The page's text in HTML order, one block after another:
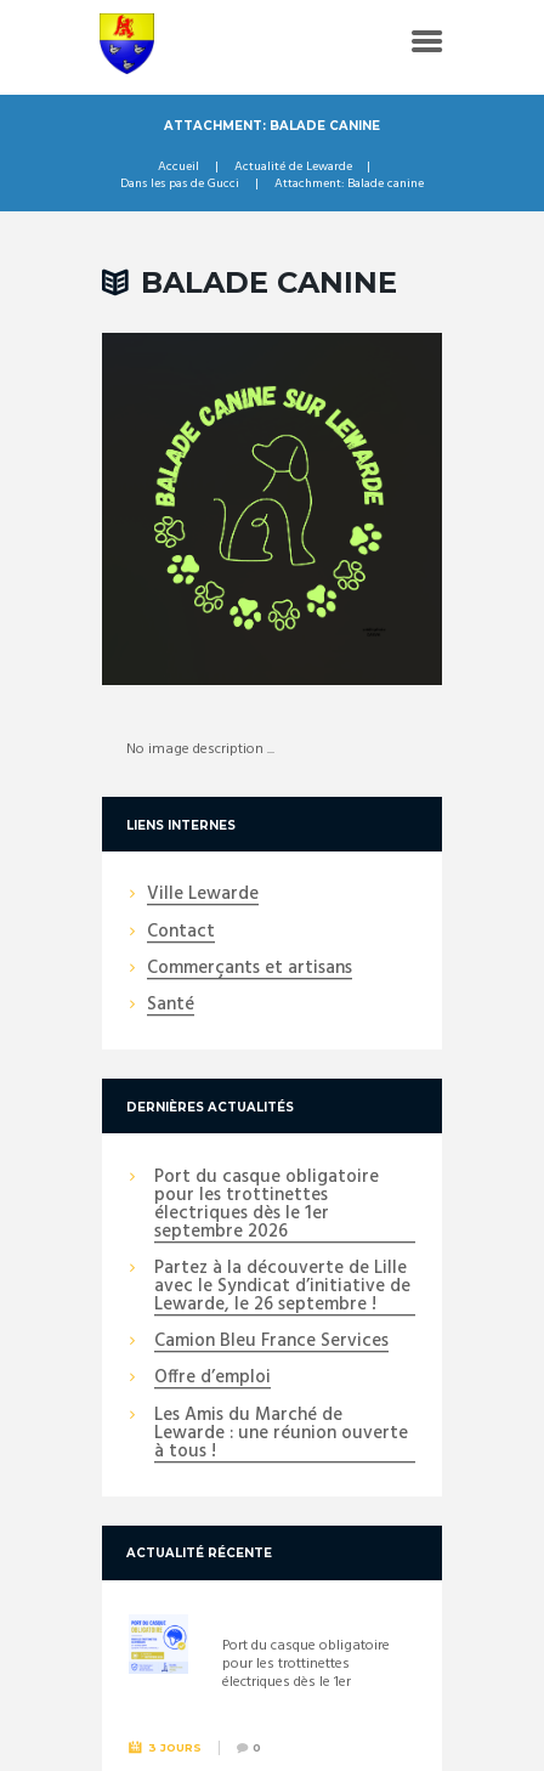
ATTACHMENT: BALADE CANINE
Accueil
Actualité de Lewarde
Dans les pas de Gucci
Attachment: Balade canine
BALADE CANINE
No image description ...
LIENS INTERNES
Ville Lewarde
Contact
Commerçants et artisans
Santé
DERNIÈRES ACTUALITÉS
Port du casque obligatoire
pour les trottinettes
électriques dès le 1er
septembre 2026
Partez à la découverte de Lille
avec le Syndicat d’initiative de
Lewarde, le 26 septembre !
Camion Bleu France Services
Offre d’emploi
Les Amis du Marché de
Lewarde : une réunion ouverte
à tous !
ACTUALITÉ RÉCENTE
Port du casque obligatoire
pour les trottinettes
électriques dès le 1er
3 JOURS 0